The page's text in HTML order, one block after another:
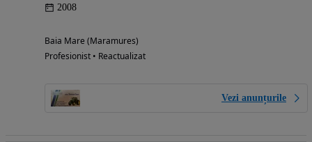
2008
Baia Mare (Maramures)
Profesionist • Reactualizat
Vezi anunțurile